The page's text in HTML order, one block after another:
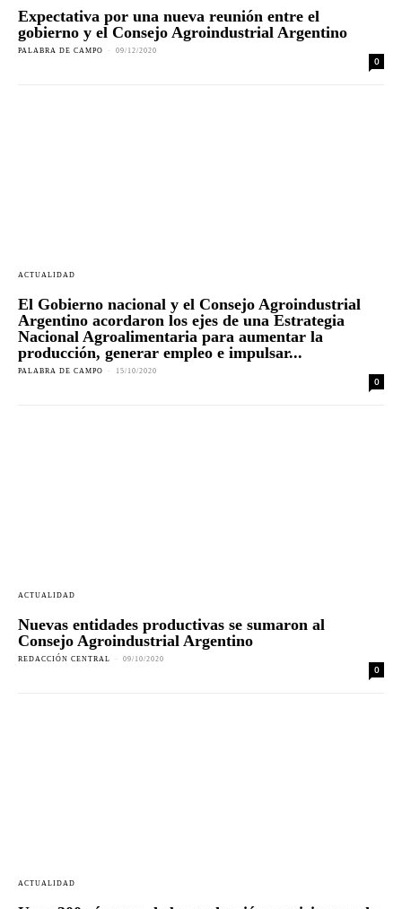
Expectativa por una nueva reunión entre el
gobierno y el Consejo Agroindustrial Argentino
PALABRA DE CAMPO - 09/12/2020
0
ACTUALIDAD
El Gobierno nacional y el Consejo Agroindustrial
Argentino acordaron los ejes de una Estrategia
Nacional Agroalimentaria para aumentar la
producción, generar empleo e impulsar...
PALABRA DE CAMPO - 15/10/2020
0
ACTUALIDAD
Nuevas entidades productivas se sumaron al
Consejo Agroindustrial Argentino
REDACCIÓN CENTRAL - 09/10/2020
0
ACTUALIDAD